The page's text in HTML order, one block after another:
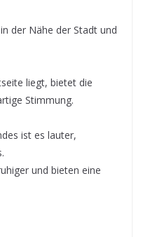
der Nähe der Stadt und
liegt, bietet die
Stimmung.
ist es lauter,
und bieten eine